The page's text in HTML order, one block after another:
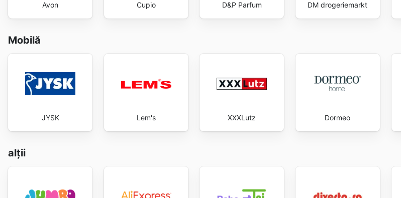
Avon Cupio D&P Parfum DM drogeriemarkt
Mobilă
JYSK Lem's XXXLutz Dormeo
alții